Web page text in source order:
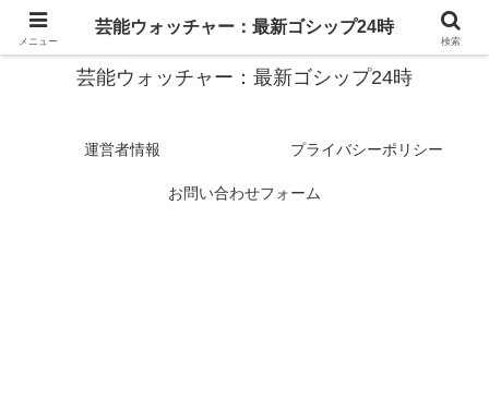
スターたちの裏側を徹底追跡！話題のゴシップがここに集結
芸能ウォッチャー：最新ゴシップ24時
運営者情報 プライバシーポリシー
お問い合わせフォーム
メニュー
芸能ウォッチャー：最新ゴシップ24時
検索